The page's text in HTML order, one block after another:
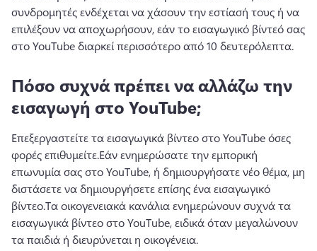
συνδρομητές ενδέχεται να χάσουν την εστίασή τους ή να
επιλέξουν να αποχωρήσουν, εάν το εισαγωγικό βίντεό σας
στο YouTube διαρκεί περισσότερο από 10 δευτερόλεπτα.
Πόσο συχνά πρέπει να αλλάζω την
εισαγωγή στο YouTube;
Επεξεργαστείτε τα εισαγωγικά βίντεο στο YouTube όσες
φορές επιθυμείτε.Εάν ενημερώσατε την εμπορική
επωνυμία σας στο YouTube, ή δημιουργήσατε νέο θέμα, μη
διστάσετε να δημιουργήσετε επίσης ένα εισαγωγικό
βίντεο.Τα οικογενειακά κανάλια ενημερώνουν συχνά τα
εισαγωγικά βίντεο στο YouTube, ειδικά όταν μεγαλώνουν
τα παιδιά ή διευρύνεται η οικογένεια.